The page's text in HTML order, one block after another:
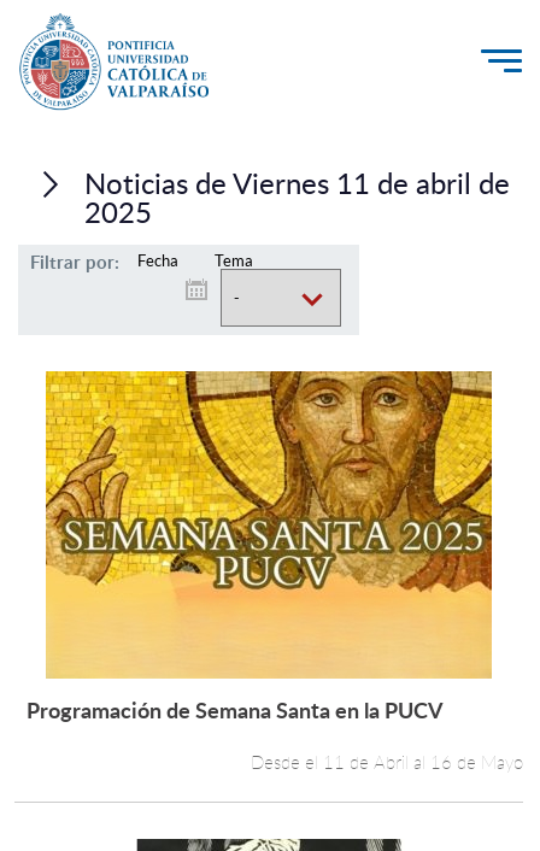
Investigación, Creación e Innovación
Vinculación con el Medio
Admisión
Pregrado
Postgrado
Formación Continua
Funcionarios
Noticias de Viernes 11 de abril de
2025
Filtrar por: Fecha Tema
Leer más +
Programación de Semana Santa en la PUCV
Desde el 11 de Abril al 16 de Mayo